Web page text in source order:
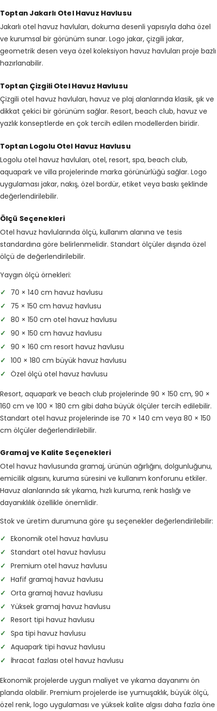
Toptan Jakarlı Otel Havuz Havlusu
Jakarlı otel havuz havluları, dokuma desenli yapısıyla daha özel
ve kurumsal bir görünüm sunar. Logo jakar, çizgili jakar,
geometrik desen veya özel koleksiyon havuz havluları proje bazlı
hazırlanabilir.
Toptan Çizgili Otel Havuz Havlusu
Çizgili otel havuz havluları, havuz ve plaj alanlarında klasik, şık ve
dikkat çekici bir görünüm sağlar. Resort, beach club, havuz ve
yazlık konseptlerde en çok tercih edilen modellerden biridir.
Toptan Logolu Otel Havuz Havlusu
Logolu otel havuz havluları, otel, resort, spa, beach club,
aquapark ve villa projelerinde marka görünürlüğü sağlar. Logo
uygulaması jakar, nakış, özel bordür, etiket veya baskı şeklinde
değerlendirilebilir.
Ölçü Seçenekleri
Otel havuz havlularında ölçü, kullanım alanına ve tesis
standardına göre belirlenmelidir. Standart ölçüler dışında özel
ölçü de değerlendirilebilir.
Yaygın ölçü örnekleri:
✓
70 × 140 cm havuz havlusu
✓
75 × 150 cm havuz havlusu
✓
80 × 150 cm otel havuz havlusu
✓
90 × 150 cm havuz havlusu
✓
90 × 160 cm resort havuz havlusu
✓
100 × 180 cm büyük havuz havlusu
✓
Özel ölçü otel havuz havlusu
Resort, aquapark ve beach club projelerinde 90 × 150 cm, 90 ×
160 cm ve 100 × 180 cm gibi daha büyük ölçüler tercih edilebilir.
Standart otel havuz projelerinde ise 70 × 140 cm veya 80 × 150
cm ölçüler değerlendirilebilir.
Gramaj ve Kalite Seçenekleri
Otel havuz havlusunda gramaj, ürünün ağırlığını, dolgunluğunu,
emicilik algısını, kuruma süresini ve kullanım konforunu etkiler.
Havuz alanlarında sık yıkama, hızlı kuruma, renk haslığı ve
dayanıklılık özellikle önemlidir.
Stok ve üretim durumuna göre şu seçenekler değerlendirilebilir:
✓
Ekonomik otel havuz havlusu
✓
Standart otel havuz havlusu
✓
Premium otel havuz havlusu
✓
Hafif gramaj havuz havlusu
✓
Orta gramaj havuz havlusu
✓
Yüksek gramaj havuz havlusu
✓
Resort tipi havuz havlusu
✓
Spa tipi havuz havlusu
✓
Aquapark tipi havuz havlusu
✓
İhracat fazlası otel havuz havlusu
Ekonomik projelerde uygun maliyet ve yıkama dayanımı ön
planda olabilir. Premium projelerde ise yumuşaklık, büyük ölçü,
özel renk, logo uygulaması ve yüksek kalite algısı daha fazla öne